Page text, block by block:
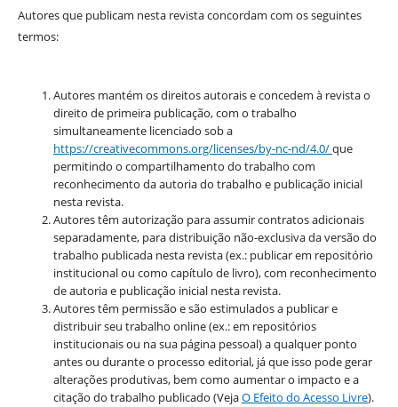
Autores que publicam nesta revista concordam com os seguintes
termos:
Autores mantém os direitos autorais e concedem à revista o
direito de primeira publicação, com o trabalho
simultaneamente licenciado sob a
https://creativecommons.org/licenses/by-nc-nd/4.0/que
permitindo o compartilhamento do trabalho com
reconhecimento da autoria do trabalho e publicação inicial
nesta revista.
Autores têm autorização para assumir contratos adicionais
separadamente, para distribuição não-exclusiva da versão do
trabalho publicada nesta revista (ex.: publicar em repositório
institucional ou como capítulo de livro), com reconhecimento
de autoria e publicação inicial nesta revista.
Autores têm permissão e são estimulados a publicar e
distribuir seu trabalho online (ex.: em repositórios
institucionais ou na sua página pessoal) a qualquer ponto
antes ou durante o processo editorial, já que isso pode gerar
alterações produtivas, bem como aumentar o impacto e a
citação do trabalho publicado (VejaO Efeito do Acesso Livre).